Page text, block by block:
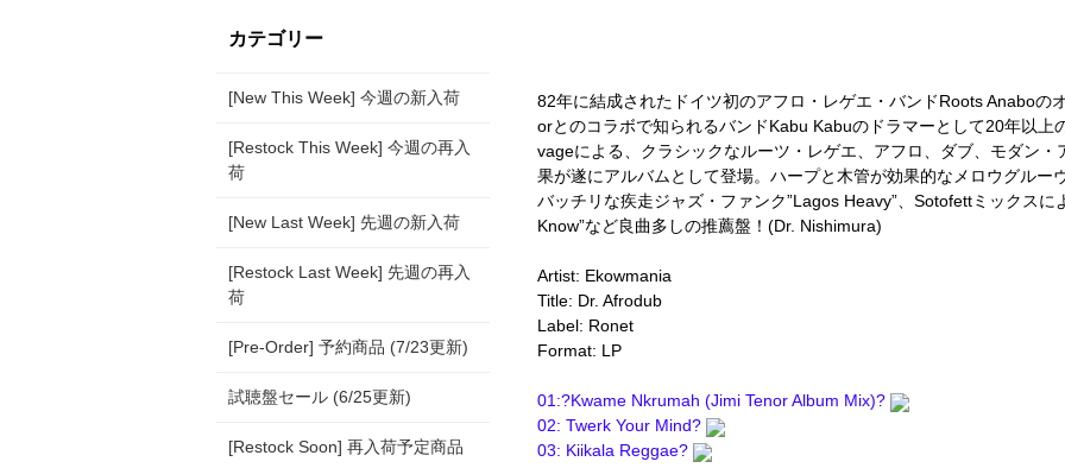
82年に結成されたドイツ初のアフロ・レゲエ・バンドRoots Anaboの
orとのコラボで知られるバンドKabu Kabuのドラマーとして20年以上
vageによる、クラシックなルーツ・レゲエ、アフロ、ダブ、モダン
果が遂にアルバムとして登場。ハープと木管が効果的なメロウグルー
バッチリな疾走ジャズ・ファンク”Lagos Heavy”、Sotofettミックス
Know”など良曲多しの推薦盤！(Dr. Nishimura)
Artist: Ekowmania
Title: Dr. Afrodub
Label: Ronet
Format: LP
01:?Kwame Nkrumah (Jimi Tenor Album Mix)?
02: Twerk Your Mind?
03: Kiikala Reggae?
カテゴリー
[New This Week] 今週の新入荷
[Restock This Week] 今週の再入
荷
[New Last Week] 先週の新入荷
[Restock Last Week] 先週の再入
荷
[Pre-Order] 予約商品 (7/23更新)
試聴盤セール (6/25更新)
[Restock Soon] 再入荷予定商品